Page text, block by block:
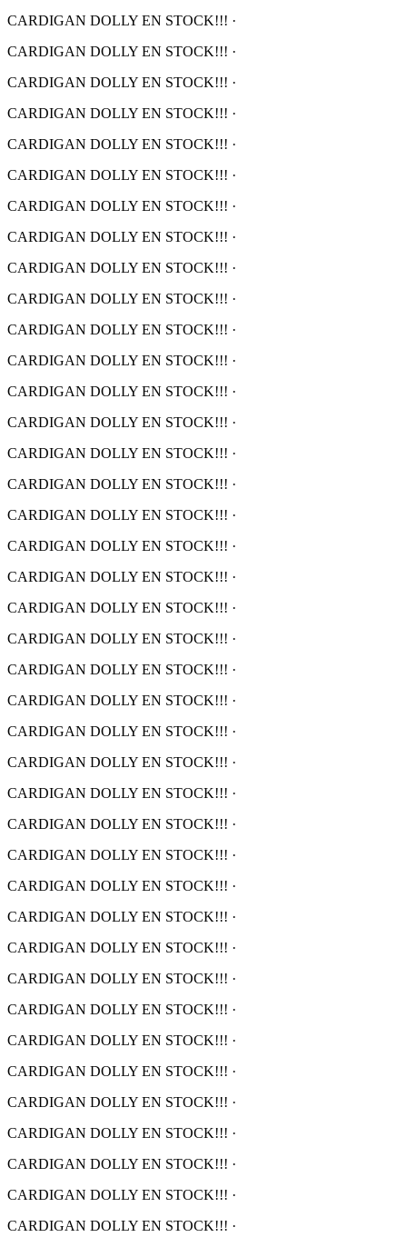
CARDIGAN DOLLY EN STOCK!!! ·
CARDIGAN DOLLY EN STOCK!!! ·
CARDIGAN DOLLY EN STOCK!!! ·
CARDIGAN DOLLY EN STOCK!!! ·
CARDIGAN DOLLY EN STOCK!!! ·
CARDIGAN DOLLY EN STOCK!!! ·
CARDIGAN DOLLY EN STOCK!!! ·
CARDIGAN DOLLY EN STOCK!!! ·
CARDIGAN DOLLY EN STOCK!!! ·
CARDIGAN DOLLY EN STOCK!!! ·
CARDIGAN DOLLY EN STOCK!!! ·
CARDIGAN DOLLY EN STOCK!!! ·
CARDIGAN DOLLY EN STOCK!!! ·
CARDIGAN DOLLY EN STOCK!!! ·
CARDIGAN DOLLY EN STOCK!!! ·
CARDIGAN DOLLY EN STOCK!!! ·
CARDIGAN DOLLY EN STOCK!!! ·
CARDIGAN DOLLY EN STOCK!!! ·
CARDIGAN DOLLY EN STOCK!!! ·
CARDIGAN DOLLY EN STOCK!!! ·
CARDIGAN DOLLY EN STOCK!!! ·
CARDIGAN DOLLY EN STOCK!!! ·
CARDIGAN DOLLY EN STOCK!!! ·
CARDIGAN DOLLY EN STOCK!!! ·
CARDIGAN DOLLY EN STOCK!!! ·
CARDIGAN DOLLY EN STOCK!!! ·
CARDIGAN DOLLY EN STOCK!!! ·
CARDIGAN DOLLY EN STOCK!!! ·
CARDIGAN DOLLY EN STOCK!!! ·
CARDIGAN DOLLY EN STOCK!!! ·
CARDIGAN DOLLY EN STOCK!!! ·
CARDIGAN DOLLY EN STOCK!!! ·
CARDIGAN DOLLY EN STOCK!!! ·
CARDIGAN DOLLY EN STOCK!!! ·
CARDIGAN DOLLY EN STOCK!!! ·
CARDIGAN DOLLY EN STOCK!!! ·
CARDIGAN DOLLY EN STOCK!!! ·
CARDIGAN DOLLY EN STOCK!!! ·
CARDIGAN DOLLY EN STOCK!!! ·
CARDIGAN DOLLY EN STOCK!!! ·